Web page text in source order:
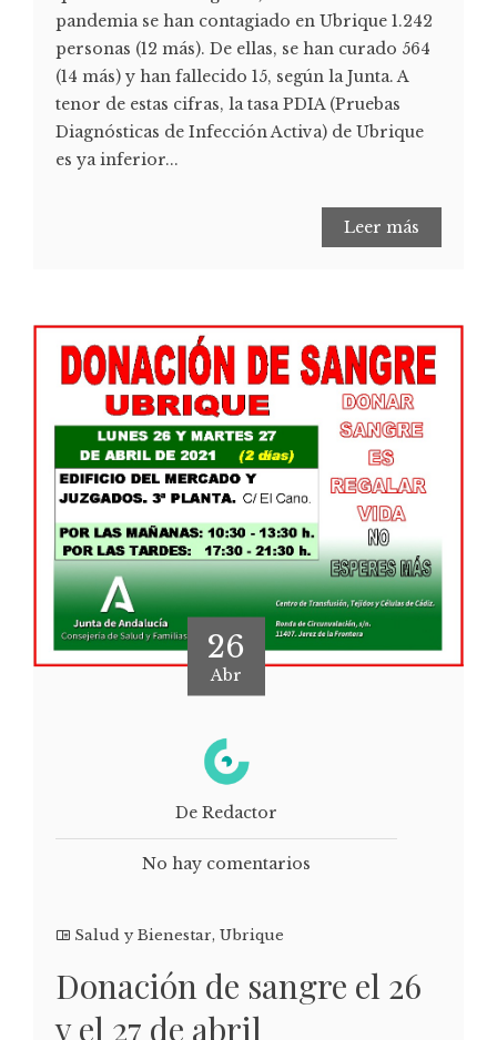
pandemia se han contagiado en Ubrique 1.242
personas (12 más). De ellas, se han curado 564
(14 más) y han fallecido 15, según la Junta. A
tenor de estas cifras, la tasa PDIA (Pruebas
Diagnósticas de Infección Activa) de Ubrique
es ya inferior...
Leer más
26
Abr
De Redactor
No hay comentarios
Salud y Bienestar, Ubrique
Donación de sangre el 26
y el 27 de abril